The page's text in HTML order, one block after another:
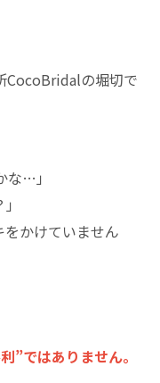
CocoBridalの堀切で
な…」
かけていません
”ではありません。